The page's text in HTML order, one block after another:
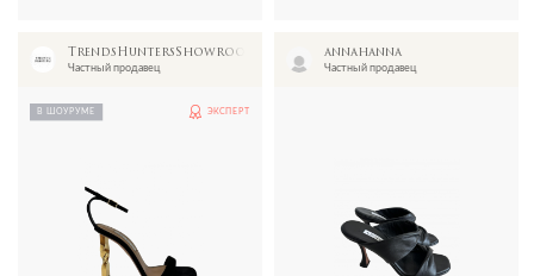
TrendsHuntersShowroom
Частный продавец
В ШОУРУМЕ ЭКСПЕРТ
annahanna
Частный продавец